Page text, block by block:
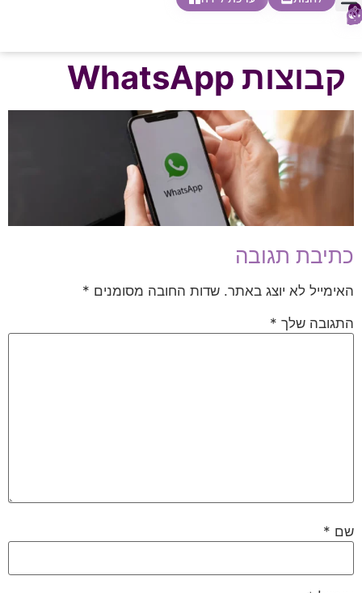
0
קבוצות WhatsApp
כתיבת תגובה
האימייל לא יוצג באתר. שדות החובה מסומנים *
התגובה שלך *
שם *